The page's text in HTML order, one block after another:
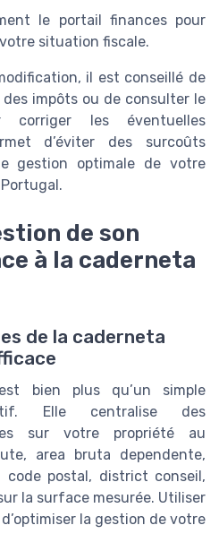
le portail finances pour
situation fiscale.
il est conseillé de
impôts ou de consulter le
corriger les éventuelles
d’éviter des surcoûts
gestion optimale de votre
de son
à la caderneta
de la caderneta
bien plus qu’un simple
Elle centralise des
sur votre propriété au
area bruta dependente,
code postal, district conseil,
la surface mesurée. Utiliser
la gestion de votre